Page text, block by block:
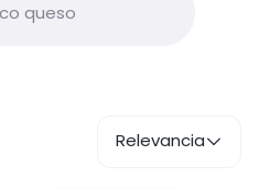
Relevancia